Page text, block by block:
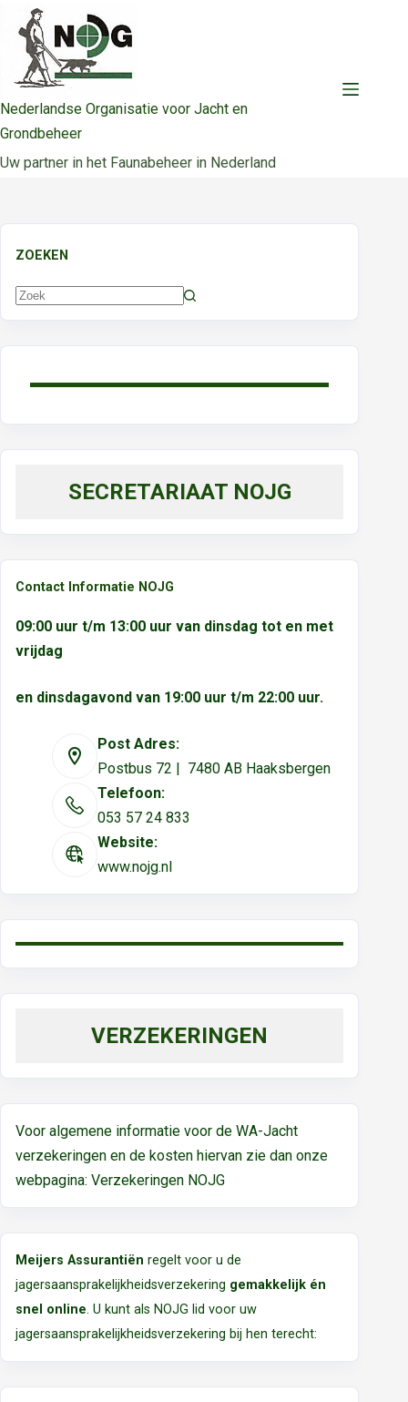
naar
inhoud
Nederlandse Organisatie voor Jacht en
Grondbeheer
Uw partner in het Faunabeheer in Nederland
ZOEKEN
Geen
SECRETARIAAT NOJG
Contact Informatie NOJG
09:00 uur t/m 13:00 uur van dinsdag tot en met
vrijdag
en dinsdagavond van 19:00 uur t/m 22:00 uur.
Post Adres:
Postbus 72 | 7480 AB Haaksbergen
Telefoon:
053 57 24 833
Website:
www.nojg.nl
VERZEKERINGEN
Voor algemene informatie voor de WA-Jacht
verzekeringen en de kosten hiervan zie dan onze
webpagina: Verzekeringen NOJG
Meijers Assurantiën regelt voor u de
jagersaansprakelijkheidsverzekering gemakkelijk én
snel online. U kunt als NOJG lid voor uw
jagersaansprakelijkheidsverzekering bij hen terecht: